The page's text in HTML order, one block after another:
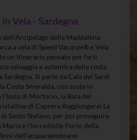
Vela - Sardegna
della Maddalena
a vela di Speed Vacanze® e Vela
un itinerario pensato per farti
selvaggia e autentica della costa
Si parte da Cala dei Sardi
Costa Smeralda, con soste in
di Mortorio, la Baia del
di Caprera.Raggiungerai La
di Santo Stefano, per poi proseguire
Maria e l’incredibile Porto della
dell’acqua sembrano